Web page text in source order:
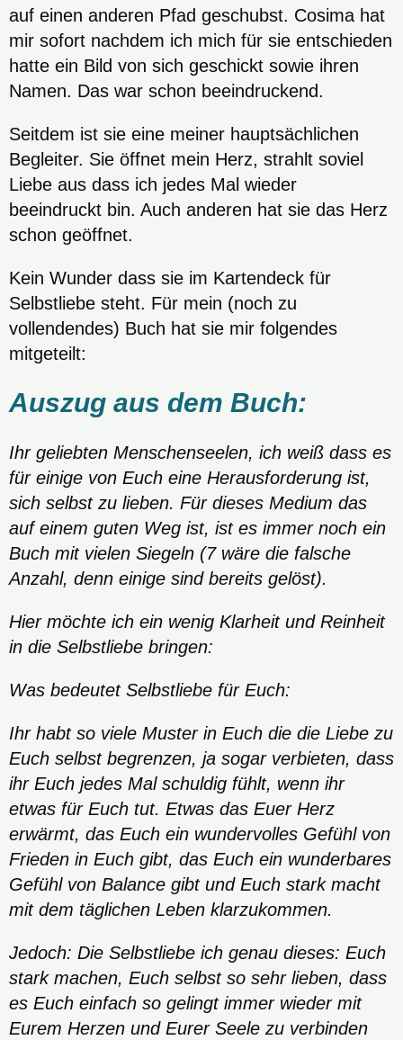
auf einen anderen Pfad geschubst. Cosima hat
mir sofort nachdem ich mich für sie entschieden
hatte ein Bild von sich geschickt sowie ihren
Namen. Das war schon beeindruckend.
Seitdem ist sie eine meiner hauptsächlichen
Begleiter. Sie öffnet mein Herz, strahlt soviel
Liebe aus dass ich jedes Mal wieder
beeindruckt bin. Auch anderen hat sie das Herz
schon geöffnet.
Kein Wunder dass sie im Kartendeck für
Selbstliebe steht. Für mein (noch zu
vollendendes) Buch hat sie mir folgendes
mitgeteilt:
Auszug aus dem Buch:
Ihr geliebten Menschenseelen, ich weiß dass es
für einige von Euch eine Herausforderung ist,
sich selbst zu lieben. Für dieses Medium das
auf einem guten Weg ist, ist es immer noch ein
Buch mit vielen Siegeln (7 wäre die falsche
Anzahl, denn einige sind bereits gelöst).
Hier möchte ich ein wenig Klarheit und Reinheit
in die Selbstliebe bringen:
Was bedeutet Selbstliebe für Euch:
Ihr habt so viele Muster in Euch die die Liebe zu
Euch selbst begrenzen, ja sogar verbieten, dass
ihr Euch jedes Mal schuldig fühlt, wenn ihr
etwas für Euch tut. Etwas das Euer Herz
erwärmt, das Euch ein wundervolles Gefühl von
Frieden in Euch gibt, das Euch ein wunderbares
Gefühl von Balance gibt und Euch stark macht
mit dem täglichen Leben klarzukommen.
Jedoch: Die Selbstliebe ich genau dieses: Euch
stark machen, Euch selbst so sehr lieben, dass
es Euch einfach so gelingt immer wieder mit
Eurem Herzen und Eurer Seele zu verbinden